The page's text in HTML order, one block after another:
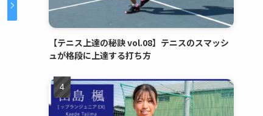
【テニス上達の秘訣 vol.08】テニスのスマッシ
ュが格段に上達する打ち方